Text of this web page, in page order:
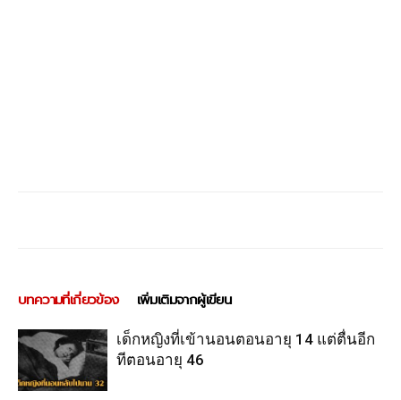
บทความที่เกี่ยวข้อง เพิ่มเติมจากผู้เขียน
เด็กหญิงที่เข้านอนตอนอายุ 14 แต่ตื่นอีก
ทีตอนอายุ 46